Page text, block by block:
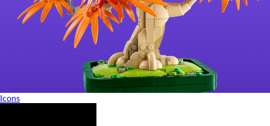
Icons